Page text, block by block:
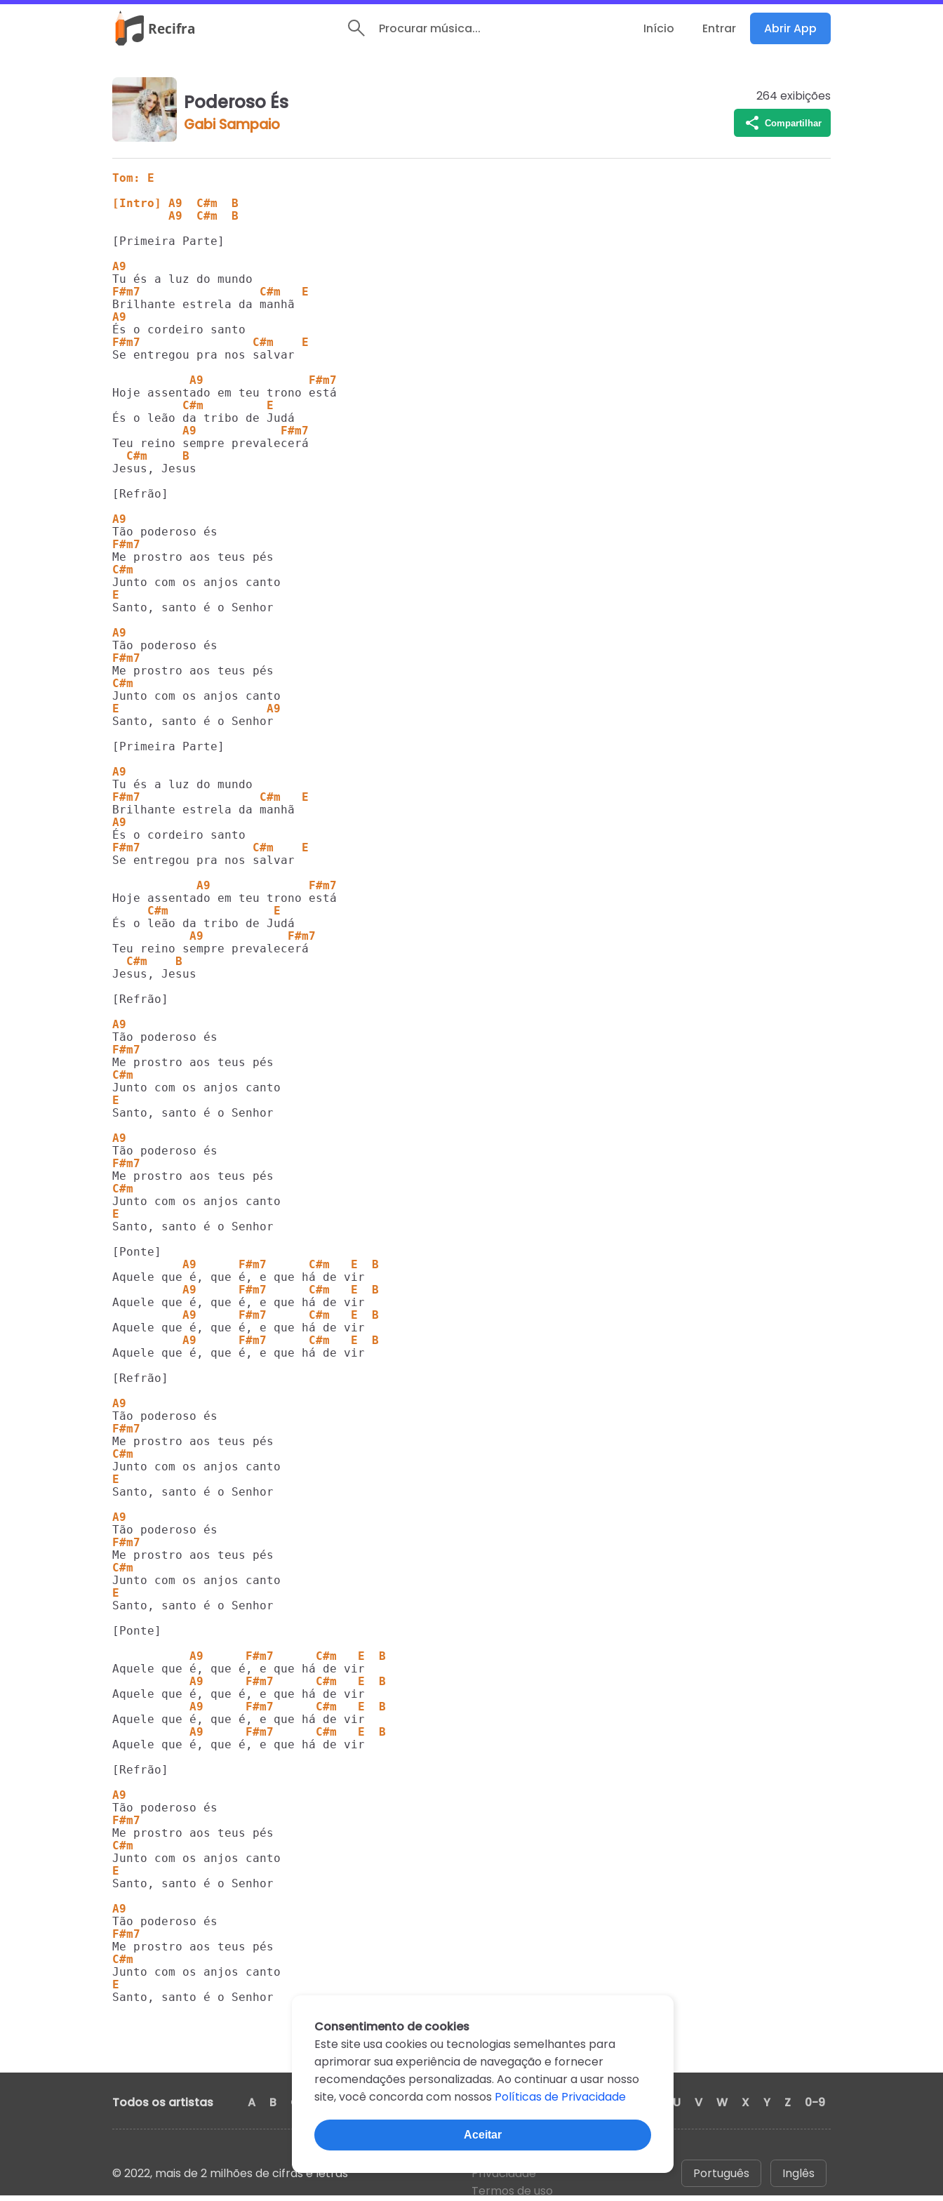
Procurar música... Início Entrar Abrir App
Poderoso És
Gabi Sampaio
264 exibições
Compartilhar
Tom: E
[Intro] A9  C#m  B
        A9  C#m  B
[Primeira Parte]
A9
F#m7                 C#m   E
A9
F#m7                C#m    E
Se entregou pra nos salvar
           A9               F#m7
          C#m         E
          A9            F#m7
  C#m     B
Jesus, Jesus
[Refrão]
A9
F#m7
C#m
E
Santo, santo é o Senhor
A9
F#m7
C#m
E                     A9
Santo, santo é o Senhor
[Primeira Parte]
A9
F#m7                 C#m   E
A9
F#m7                C#m    E
Se entregou pra nos salvar
            A9              F#m7
     C#m               E
           A9            F#m7
  C#m    B
Jesus, Jesus
[Refrão]
A9
F#m7
C#m
E
Santo, santo é o Senhor
A9
F#m7
C#m
E
Santo, santo é o Senhor
          A9      F#m7      C#m   E  B
          A9      F#m7      C#m   E  B
          A9      F#m7      C#m   E  B
          A9      F#m7      C#m   E  B
Aquele que é, que é, e que há de vir
[Refrão]
A9
F#m7
C#m
E
Santo, santo é o Senhor
A9
F#m7
C#m
E
Santo, santo é o Senhor
[Ponte]
           A9      F#m7      C#m   E  B
           A9      F#m7      C#m   E  B
           A9      F#m7      C#m   E  B
           A9      F#m7      C#m   E  B
Aquele que é, que é, e que há de vir
[Refrão]
A9
F#m7
C#m
E
Santo, santo é o Senhor
A9
F#m7
C#m
E
Santo, santo é o Senhor
Todos os artistas A B C D E F G H I J K L M N O P Q R U V W X Y Z 0-9
© 2022, mais de 2 milhões de cifras e letras
Sobre o site
Privacidade
Termos de uso
Português Inglês
Consentimento de cookies
Este site usa cookies ou tecnologias semelhantes para
aprimorar sua experiência de navegação e fornecer
recomendações personalizadas. Ao continuar a usar nosso
site, você concorda com nossos Políticas de Privacidade
Aceitar